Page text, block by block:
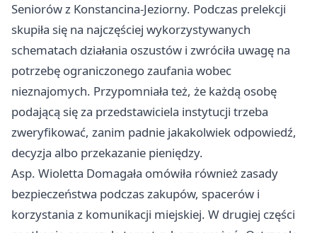
Seniorów z Konstancina-Jeziorny. Podczas prelekcji
skupiła się na najczęściej wykorzystywanych
schematach działania oszustów i zwróciła uwagę na
potrzebę ograniczonego zaufania wobec
nieznajomych. Przypomniała też, że każdą osobę
podającą się za przedstawiciela instytucji trzeba
zweryfikować, zanim padnie jakakolwiek odpowiedź,
decyzja albo przekazanie pieniędzy.
Asp. Wioletta Domagała omówiła również zasady
bezpieczeństwa podczas zakupów, spacerów i
korzystania z komunikacji miejskiej. W drugiej części